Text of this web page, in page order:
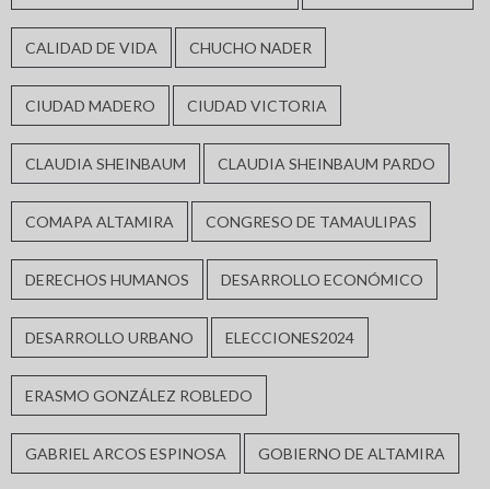
CALIDAD DE VIDA CHUCHO NADER
CIUDAD MADERO CIUDAD VICTORIA
CLAUDIA SHEINBAUM CLAUDIA SHEINBAUM PARDO
COMAPA ALTAMIRA CONGRESO DE TAMAULIPAS
DERECHOS HUMANOS DESARROLLO ECONÓMICO
DESARROLLO URBANO ELECCIONES2024
ERASMO GONZÁLEZ ROBLEDO
GABRIEL ARCOS ESPINOSA GOBIERNO DE ALTAMIRA